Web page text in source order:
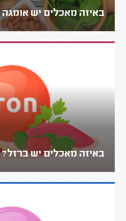
באיזה מאכלים יש אומגה 3?
באיזה מאכלים יש ברזל?